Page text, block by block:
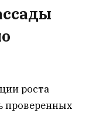
роста
проверенных